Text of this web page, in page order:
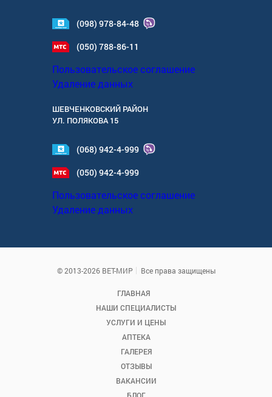
(098) 978-84-48
(050) 788-86-11
Пользовательское соглашение
Удаление данных
ШЕВЧЕНКОВСКИЙ РАЙОН
УЛ. ПОЛЯКОВА 15
(068) 942-4-999
(050) 942-4-999
Пользовательское соглашение
Удаление данных
© 2013-2026 ВЕТ-МИР Все права защищены
ГЛАВНАЯ
НАШИ СПЕЦИАЛИСТЫ
УСЛУГИ И ЦЕНЫ
АПТЕКА
ГАЛЕРЕЯ
ОТЗЫВЫ
ВАКАНСИИ